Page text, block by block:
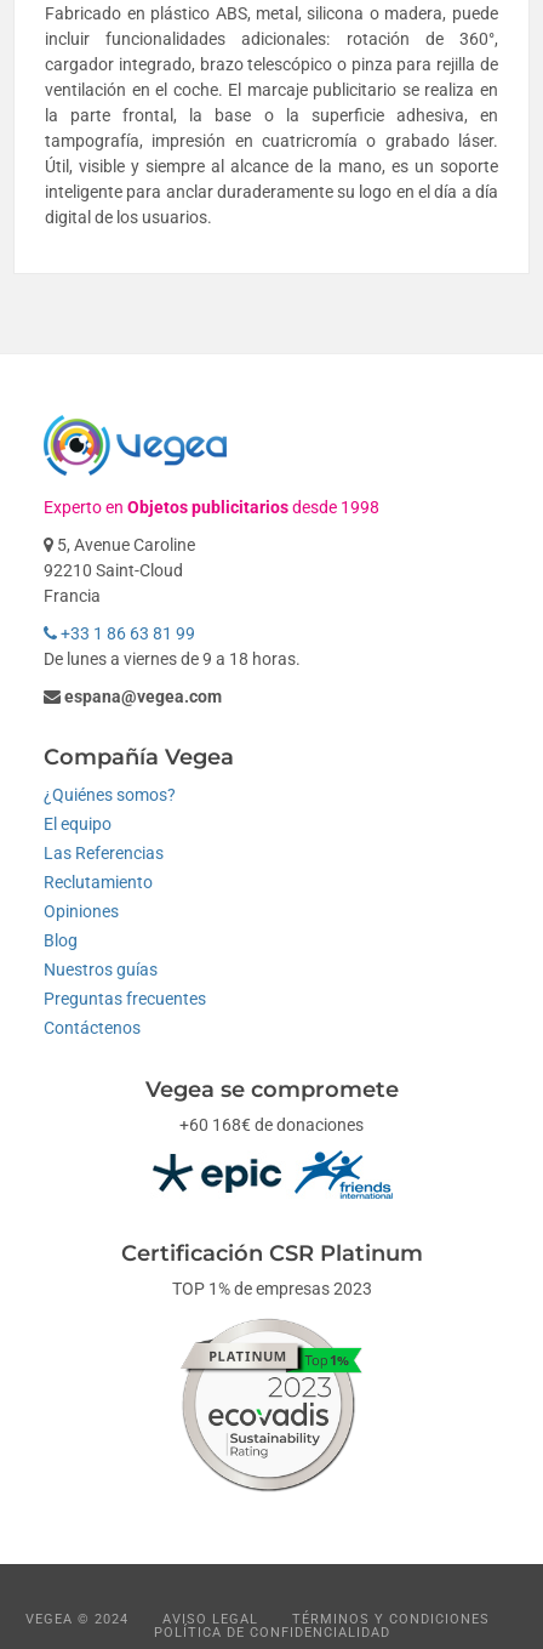
Fabricado en plástico ABS, metal, silicona o madera, puede
incluir funcionalidades adicionales: rotación de 360°,
cargador integrado, brazo telescópico o pinza para rejilla de
ventilación en el coche. El marcaje publicitario se realiza en
la parte frontal, la base o la superficie adhesiva, en
tampografía, impresión en cuatricromía o grabado láser.
Útil, visible y siempre al alcance de la mano, es un soporte
inteligente para anclar duraderamente su logo en el día a día
digital de los usuarios.
Experto enObjetos publicitariosdesde 1998
5, Avenue Caroline
92210 Saint-Cloud
Francia
+33 1 86 63 81 99
De lunes a viernes de 9 a 18 horas.
espana@vegea.com
Compañía Vegea
¿Quiénes somos?
El equipo
Las Referencias
Reclutamiento
Opiniones
Blog
Nuestros guías
Preguntas frecuentes
Contáctenos
Vegea se compromete
+60 168€ de donaciones
Certificación CSR Platinum
TOP 1% de empresas 2023
VEGEA © 2024 AVISO LEGAL
TÉRMINOS Y CONDICIONES
POLÍTICA DE CONFIDENCIALIDAD